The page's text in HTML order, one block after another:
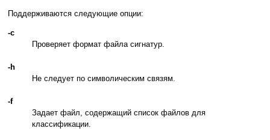
Поддерживаются следующие опции:
-c
Проверяет формат файла сигнатур.
-h
Не следует по символическим связям.
-f
Задает файл, содержащий список файлов для
классификации.